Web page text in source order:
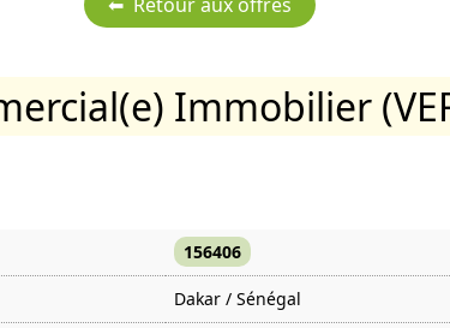
Immobilier
156406
Dakar / Sénégal